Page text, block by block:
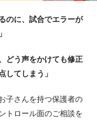
のに、試合でエラーが
どう声をかけても修正
してしまう」
子さんを持つ保護者の
トロール面のご相談を